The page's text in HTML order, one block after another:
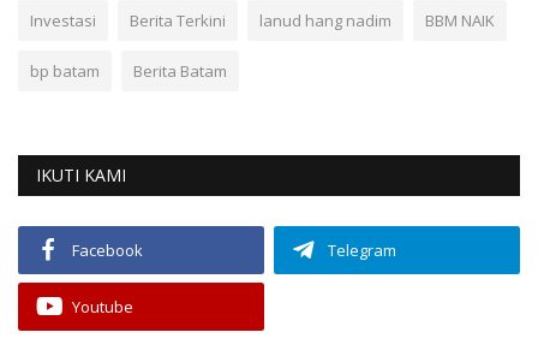
Investasi Berita Terkini lanud hang nadim BBM NAIK
bp batam Berita Batam
IKUTI KAMI
Facebook Telegram
Youtube